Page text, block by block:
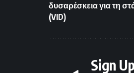
δυσαρέσκεια για τη
(VID)
Sign